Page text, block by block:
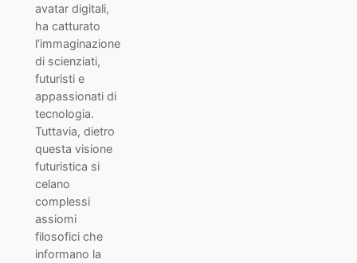
avatar digitali,
ha catturato
l’immaginazione
di scienziati,
futuristi e
appassionati di
tecnologia.
Tuttavia, dietro
questa visione
futuristica si
celano
complessi
assiomi
filosofici che
informano la